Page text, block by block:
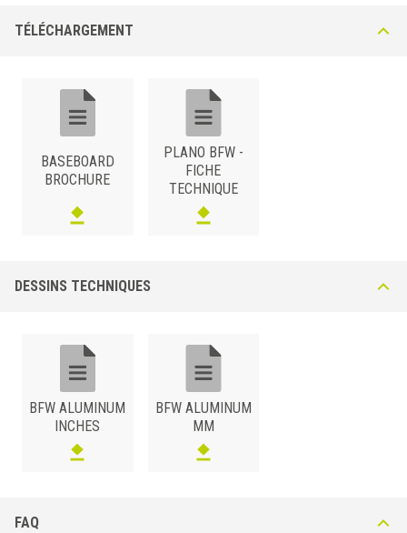
TÉLÉCHARGEMENT
BASEBOARD
BROCHURE
PLANO BFW -
FICHE
TECHNIQUE
DESSINS TECHNIQUES
BFW ALUMINUM
INCHES
BFW ALUMINUM
MM
FAQ